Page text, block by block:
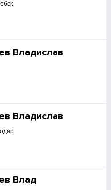
Владислав
Владислав
Влад